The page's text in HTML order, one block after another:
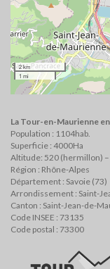
2 km
1 mi
La Tour-en-Maurienne
Population : 1104hab.
Superficie : 4000Ha
Altitude: 520 (hermillon)
Région : Rhône-Alpes
Département : Savoie (73)
Arrondissement : Saint-
Canton : Saint-Jean-de-
Code INSEE : 73135
Code postal : 73300